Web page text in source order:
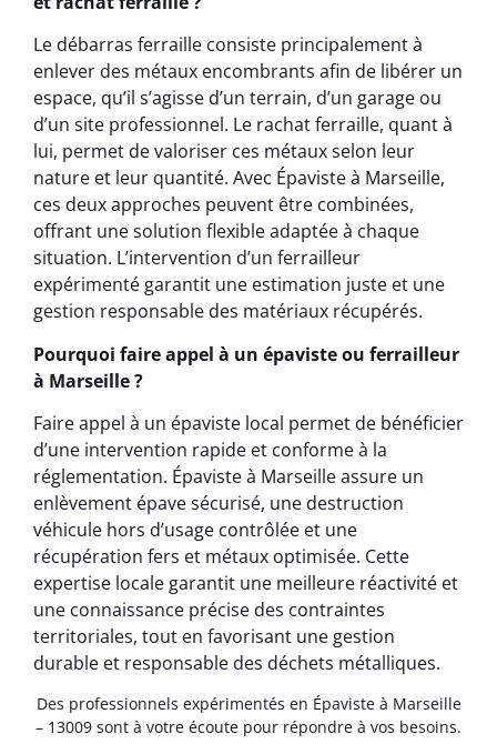
Le débarras ferraille consiste principalement à
enlever des métaux encombrants afin de libérer un
espace, qu’il s’agisse d’un terrain, d’un garage ou
d’un site professionnel. Le rachat ferraille, quant à
lui, permet de valoriser ces métaux selon leur
nature et leur quantité. Avec Épaviste à Marseille,
ces deux approches peuvent être combinées,
offrant une solution flexible adaptée à chaque
situation. L’intervention d’un ferrailleur
expérimenté garantit une estimation juste et une
gestion responsable des matériaux récupérés.
Pourquoi faire appel à un épaviste ou ferrailleur
à Marseille ?
Faire appel à un épaviste local permet de bénéficier
d’une intervention rapide et conforme à la
réglementation. Épaviste à Marseille assure un
enlèvement épave sécurisé, une destruction
véhicule hors d’usage contrôlée et une
récupération fers et métaux optimisée. Cette
expertise locale garantit une meilleure réactivité et
une connaissance précise des contraintes
territoriales, tout en favorisant une gestion
durable et responsable des déchets métalliques.
Des professionnels expérimentés en Épaviste à Marseille
– 13009 sont à votre écoute pour répondre à vos besoins.